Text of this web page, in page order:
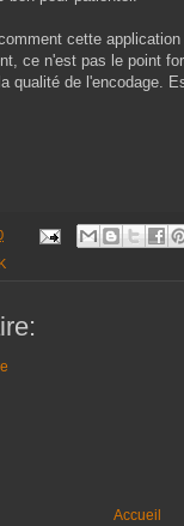
cette
ce n'est pas le point
qualité de l'encodage.
Accueil